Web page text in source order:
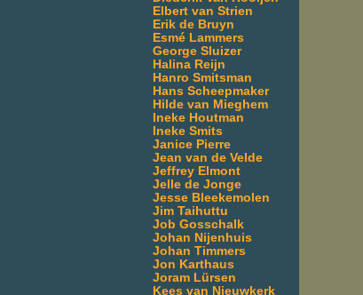
Elbert van Strien
Erik de Bruyn
Esmé Lammers
George Sluizer
Halina Reijn
Hanro Smitsman
Hans Scheepmaker
Hilde van Mieghem
Ineke Houtman
Ineke Smits
Janice Pierre
Jean van de Velde
Jeffrey Elmont
Jelle de Jonge
Jesse Bleekemolen
Jim Taihuttu
Job Gosschalk
Johan Nijenhuis
Johan Timmers
Jon Karthaus
Joram Lürsen
Kees van Nieuwkerk